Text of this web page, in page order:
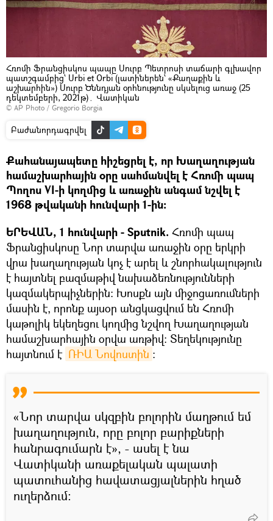
Հռոմի Ֆրանցիսկոս պապը Սուրբ Պետրոսի տաճարի գլխավոր
պատշգամբից՝ Urbi et Orbi (լատիներեն՝ «Քաղաքին և
աշխարհին») Սուրբ Ծննդյան օրհնությունը սկսելուց առաջ (25
դեկտեմբերի, 2021թ)․ Վատիկան
© AP Photo / Gregorio Borgia
Բաժանորդագրվել
Քահանայապետը հիշեցրել է, որ Խաղաղության
համաշխարհային օրը սահմանվել է Հռոմի պապ
Պողոս VI-ի կողմից և առաջին անգամ նշվել է
1968 թվականի հունվարի 1-ին:
ԵՐԵՎԱՆ, 1 հունվարի - Sputnik. Հռոմի պապ
Ֆրանցիսկոսը Նոր տարվա առաջին օրը երկրի
վրա խաղաղության կոչ է արել և շնորհակալություն
է հայտնել բազմաթիվ նախաձեռնությունների
կազմակերպիչներին։ Խոսքն այն միջոցառումների
մասին է, որոնք այսօր անցկացվում են Հռոմի
կաթոլիկ եկեղեցու կողմից նշվող Խաղաղության
համաշխարհային օրվա առթիվ։ Տեղեկությունը
հայտնում է ՌԻԱ Նովոստին :
«Նոր տարվա սկզբին բոլորին մաղթում եմ
խաղաղություն, որը բոլոր բարիքների
հանրագումարն է», - ասել է նա
Վատիկանի առաքելական պալատի
պատուհանից հավատացյալներին հղած
ուղերձում: